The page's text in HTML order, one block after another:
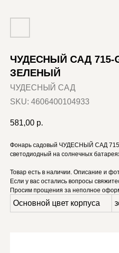
ЧУДЕСНЫЙ САД 715-
ЗЕЛЕНЫЙ
ЧУДЕСНЫЙ САД
SKU: 4606400104933
581,00 р.
Фонарь садовый ЧУДЕСНЫЙ САД
светодиодный на солнечных
Товар есть в наличии. Описание и
Если у вас остались вопросы
Просим прощения за неполное
Основной цвет корпуса